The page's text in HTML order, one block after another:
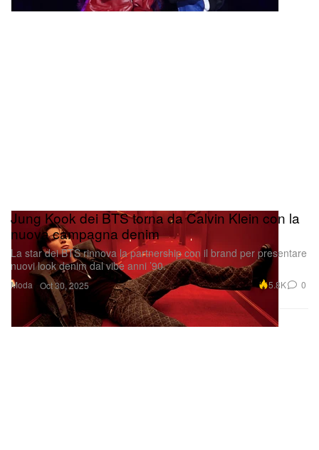
Moda
Jung Kook dei BTS torna da Calvin Klein con la
nuova campagna denim
La star dei BTS rinnova la partnership con il brand per presentare
nuovi look denim dal vibe anni ’90.
Oct 30, 2025 5.8K 0